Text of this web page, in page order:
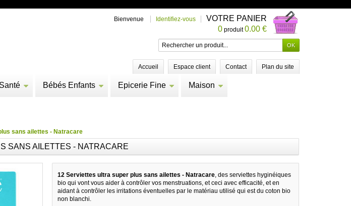
Bienvenue Identifiez-vous
VOTRE PANIER
0 produit0.00 €
Accueil Espace client Contact Plan du site
Bébés Enfants Epicerie Fine Maison
sans ailettes - Natracare
SANS AILETTES - NATRACARE
12 Serviettes ultra super plus sans ailettes - Natracare, des serviettes hyginéiques
bio qui vont vous aider à contrôler vos menstruations, et ceci avec efficacité, et en
aidant à contrôler les irritations éventuelles par le matériau utilisé qui est du coton bio
non blanchi.